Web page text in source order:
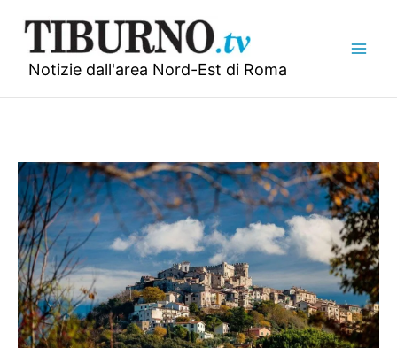
contenuto
Notizie dall'area Nord-Est di Roma